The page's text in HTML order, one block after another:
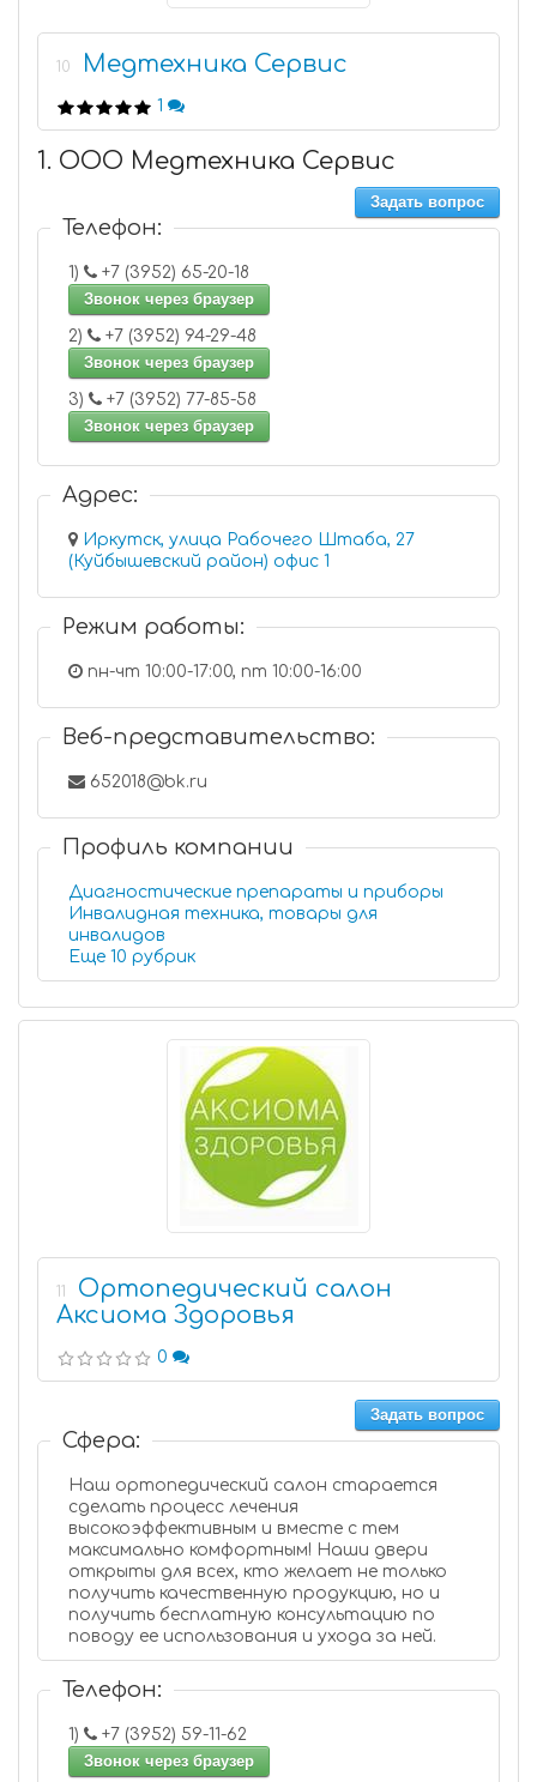
10 Медтехника Сервис
1
1. ООО Медтехника Сервис
Задать вопрос
Телефон:
1)
+7 (3952) 65-20-18
Звонок через браузер
2)
+7 (3952) 94-29-48
Звонок через браузер
3)
+7 (3952) 77-85-58
Звонок через браузер
Адрес:
Иркутск, улица Рабочего Штаба, 27
(Куйбышевский район) офис 1
Режим работы:
пн-чт 10:00-17:00, пт 10:00-16:00
Веб-представительство:
652018@bk.ru
Профиль компании
Диагностические препараты и приборы
Инвалидная техника, товары для
инвалидов
Еще 10 рубрик
11
Ортопедический салон
Аксиома Здоровья
0
Задать вопрос
Сфера:
Наш ортопедический салон старается
сделать процесс лечения
высокоэффективным и вместе с тем
максимально комфортным! Наши двери
открыты для всех, кто желает не только
получить качественную продукцию, но и
получить бесплатную консультацию по
поводу ее использования и ухода за ней.
Телефон:
1)
+7 (3952) 59-11-62
Звонок через браузер